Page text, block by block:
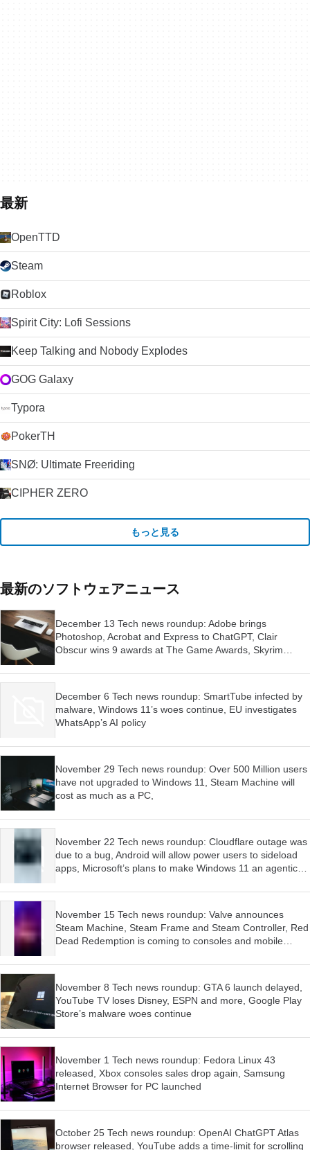
最新
OpenTTD
Steam
Roblox
Spirit City: Lofi Sessions
Keep Talking and Nobody Explodes
GOG Galaxy
Typora
PokerTH
SNØ: Ultimate Freeriding
CIPHER ZERO
もっと見る
最新のソフトウェアニュース
December 13 Tech news roundup: Adobe brings
Photoshop, Acrobat and Express to ChatGPT, Clair
Obscur wins 9 awards at The Game Awards, Skyrim
December 6 Tech news roundup: SmartTube infected by
malware, Windows 11’s woes continue, EU investigates
WhatsApp’s AI policy
November 29 Tech news roundup: Over 500 Million users
have not upgraded to Windows 11, Steam Machine will
cost as much as a PC,
November 22 Tech news roundup: Cloudflare outage was
due to a bug, Android will allow power users to sideload
apps, Microsoft’s plans to make Windows 11 an agentic
November 15 Tech news roundup: Valve announces
Steam Machine, Steam Frame and Steam Controller, Red
Dead Redemption is coming to consoles and mobile
November 8 Tech news roundup: GTA 6 launch delayed,
YouTube TV loses Disney, ESPN and more, Google Play
Store’s malware woes continue
November 1 Tech news roundup: Fedora Linux 43
released, Xbox consoles sales drop again, Samsung
Internet Browser for PC launched
October 25 Tech news roundup: OpenAI ChatGPT Atlas
browser released, YouTube adds a time-limit for scrolling